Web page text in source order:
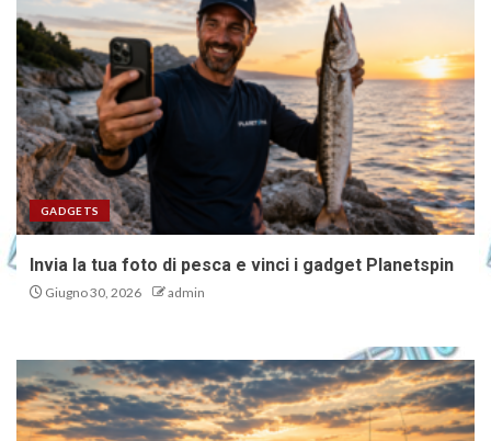
GADGETS
Invia la tua foto di pesca e vinci i gadget Planetspin
Giugno 30, 2026 admin